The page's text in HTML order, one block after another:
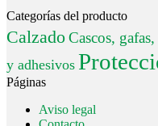
Categorías del producto
CalzadoCascos,
y adhesivos
Páginas
Aviso legal